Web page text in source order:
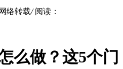
络转载/ 阅读：
么做？这5个门